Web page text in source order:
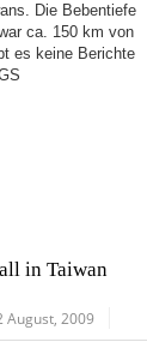
Die Bebentiefe
ca. 150 km von
es keine Berichte
in Taiwan
August, 2009